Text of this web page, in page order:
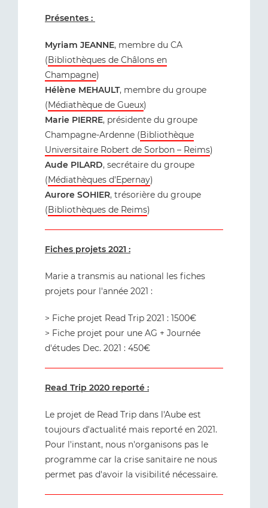
Présentes :
Myriam JEANNE, membre du CA
(Bibliothèques de Châlons en
Champagne)
Hélène MEHAULT, membre du groupe
(Médiathèque de Gueux)
Marie PIERRE, présidente du groupe
Champagne-Ardenne (Bibliothèque
Universitaire Robert de Sorbon – Reims)
Aude PILARD, secrétaire du groupe
(Médiathèques d'Epernay)
Aurore SOHIER, trésorière du groupe
(Bibliothèques de Reims)
Fiches projets 2021 :
Marie a transmis au national les fiches
projets pour l'année 2021 :
> Fiche projet Read Trip 2021 : 1500€
> Fiche projet pour une AG + Journée
d'études Dec. 2021 : 450€
Read Trip 2020 reporté :
Le projet de Read Trip dans l'Aube est
toujours d'actualité mais reporté en 2021.
Pour l'instant, nous n'organisons pas le
programme car la crise sanitaire ne nous
permet pas d'avoir la visibilité nécessaire.